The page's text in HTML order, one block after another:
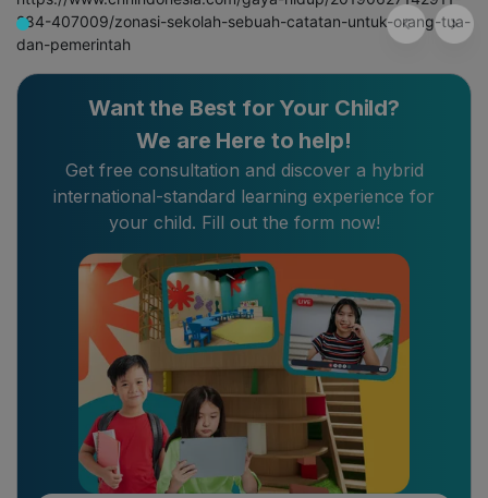
284-407009/zonasi-sekolah-sebuah-catatan-untuk-orang-tua-
dan-pemerintah
Want the Best for Your Child?
We are Here to help!
Get free consultation and discover a hybrid
international-standard learning experience for
your child. Fill out the form now!